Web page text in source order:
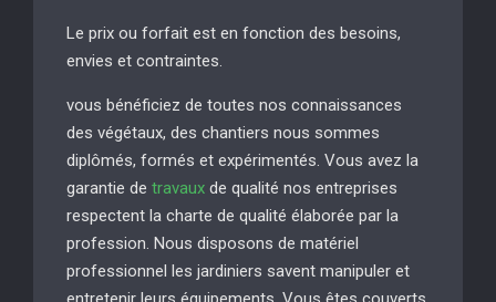
Le prix ou forfait est en fonction des besoins,
envies et contraintes.
vous bénéficiez de toutes nos connaissances
des végétaux, des chantiers nous sommes
diplômés, formés et expérimentés. Vous avez la
garantie de travaux de qualité nos entreprises
respectent la charte de qualité élaborée par la
profession. Nous disposons de matériel
professionnel les jardiniers savent manipuler et